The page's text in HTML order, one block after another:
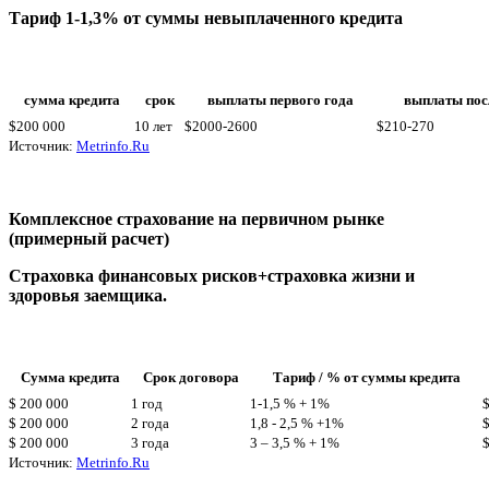
Тариф 1-1,3% от суммы невыплаченного кредита
сумма кредита срок выплаты первого года
выплаты
$200 000
10 лет $2000-2600
$210-270
Источник: Metrinfo.Ru
Комплексное страхование на первичном рынке
(примерный расчет)
Страховка финансовых рисков+страховка жизни и
здоровья заемщика.
Сумма кредита Срок договора
Тариф / % от суммы кредита
$ 200 000
1 год 1-1,5 % + 1%
$ 200 000
2 года 1,8 - 2,5 % +1%
$ 200 000
3 года 3 – 3,5 % + 1%
Источник: Metrinfo.Ru